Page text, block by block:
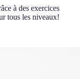
à des exercices
tous les niveaux!